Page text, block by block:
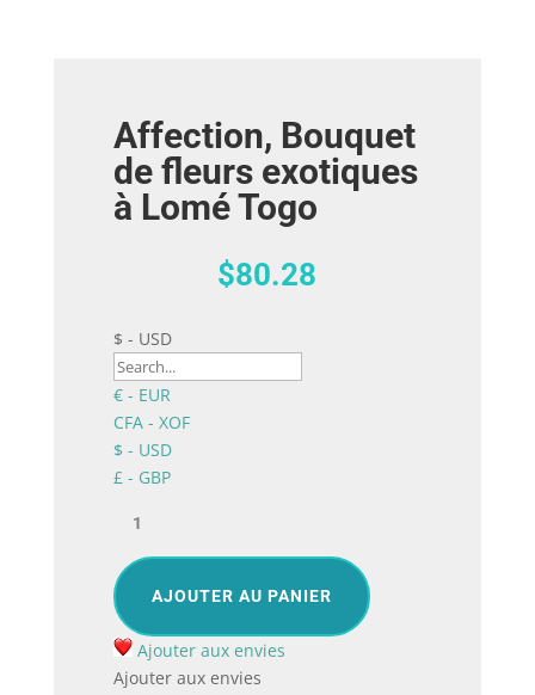
Affection, Bouquet
de fleurs exotiques
à Lomé Togo
$80.28
$ - USD
€ - EUR
CFA - XOF
$ - USD
£ - GBP
Affection,
Bouquet
de
fleurs
exotiques
AJOUTER AU PANIER
Ajouter aux envies
Ajouter aux envies